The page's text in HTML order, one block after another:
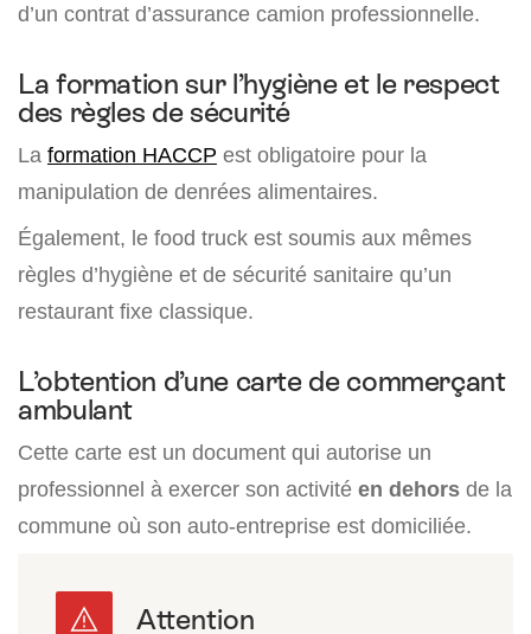
d’un contrat d’assurance camion professionnelle.
La formation sur l’hygiène et le respect
des règles de sécurité
La formation HACCP est obligatoire pour la
manipulation de denrées alimentaires.
Également, le food truck est soumis aux mêmes
règles d’hygiène et de sécurité sanitaire qu’un
restaurant fixe classique.
L’obtention d’une carte de commerçant
ambulant
Cette carte est un document qui autorise un
professionnel à exercer son activité en dehors de la
commune où son auto-entreprise est domiciliée.